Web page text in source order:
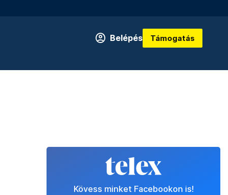
Belépés Támogatás
Kövess minket Facebookon is!